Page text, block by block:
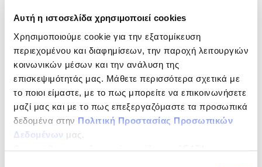
Αυτή η ιστοσελίδα χρησιμοποιεί cookies
Χρησιμοποιούμε cookie για την εξατομίκευση
περιεχομένου και διαφημίσεων, την παροχή λειτουργιών
κοινωνικών μέσων και την ανάλυση της
επισκεψιμότητάς μας. Μάθετε περισσότερα σχετικά με
το ποιοι είμαστε, με το πως μπορείτε να επικοινωνήσετε
μαζί μας και με το πως επεξεργαζόμαστε τα προσωπικά
δεδομένα στην Πολιτική Προστασίας Προσωπικών
Δεδομένων μας.
Με αυθεντική γεύση και άριστη ποιότητα!
H σειρά ΔΕΛΤΑ ΒΛΑΧΑΣ περιλαμβάνει συμπυκνωμένο
γάλα πλήρες και ελαφρύ σε μονές και σε πολύ-
συσκευασίες καθώς και το αγαπημένο σε όλους ΔΕΛΤΑ
ΒΛΑΧΑΣ Ζαχαρούχο.
ΔΙΑΤΡΟΦΙΚΗ ΔΗΛΩΣΗ
ανά 100 g
Ενέργεια
1372kJ/325kcal